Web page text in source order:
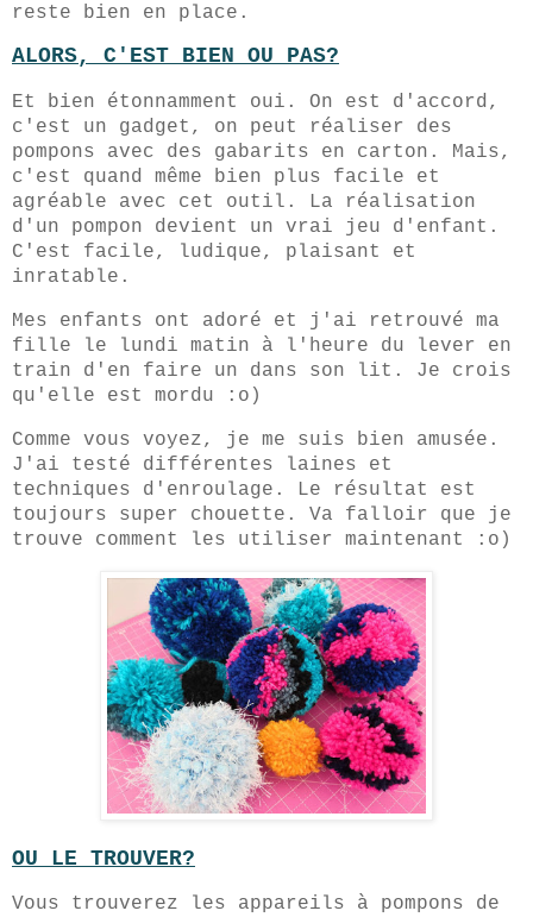
reste bien en place.
ALORS, C'EST BIEN OU PAS?
Et bien étonnamment oui. On est d'accord,
c'est un gadget, on peut réaliser des
pompons avec des gabarits en carton. Mais,
c'est quand même bien plus facile et
agréable avec cet outil. La réalisation
d'un pompon devient un vrai jeu d'enfant.
C'est facile, ludique, plaisant et
inratable.
Mes enfants ont adoré et j'ai retrouvé ma
fille le lundi matin à l'heure du lever en
train d'en faire un dans son lit. Je crois
qu'elle est mordu :o)
Comme vous voyez, je me suis bien amusée.
J'ai testé différentes laines et
techniques d'enroulage. Le résultat est
toujours super chouette. Va falloir que je
trouve comment les utiliser maintenant :o)
OU LE TROUVER?
Vous trouverez les appareils à pompons de